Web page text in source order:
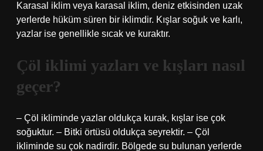
Karasal iklim veya karasal iklim, deniz etkisinden uzak
yerlerde hüküm süren bir iklimdir. Kışlar soğuk ve karlı,
yazlar ise genellikle sıcak ve kuraktır.
Çöl iklimi yazları ve kışları nasıl
geçer?
– Çöl ikliminde yazlar oldukça kurak, kışlar ise çok
soğuktur. – Bitki örtüsü oldukça seyrektir. – Çöl
ikliminde su çok nadirdir. Bölgede su bulunan yerlerde